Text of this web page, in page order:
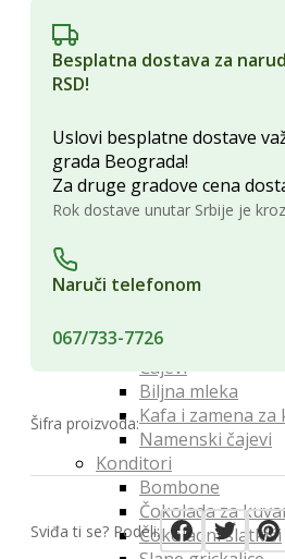
Proteini
Etarska ulja
Glina
Kapi, sirupi i eliksiri
Lekovita ulja i
Lekovite gljive
Zdravi Napici
Vina
Čajevi
Biljna mleka
Kafa i zamena za
Namenski čajevi
Konditori
Bombone
Čokolada za
Čokoladni slatkiši
Besplatna dostava za
RSD!
Uslovi besplatne dostave
grada Beograda!
Za druge gradove cena
Rok dostave unutar Srbije je
Naruči telefonom
067/733-7726
Šifra proizvoda:
Sviđa ti se? Podeli: